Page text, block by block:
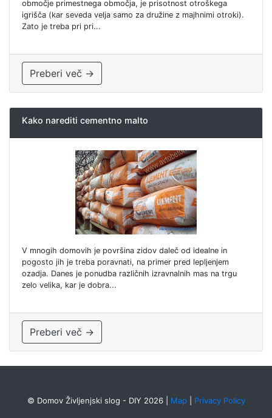
območje primestnega območja, je prisotnost otroškega
igrišča (kar seveda velja samo za družine z majhnimi otroki).
Zato je treba pri pri...
Preberi več →
Kako narediti cementno malto
V mnogih domovih je površina zidov daleč od idealne in
pogosto jih je treba poravnati, na primer pred lepljenjem
ozadja. Danes je ponudba različnih izravnalnih mas na trgu
zelo velika, kar je dobra...
Preberi več →
© Domov Življenjski slog - DIY 2026| Map| Privacy Policy